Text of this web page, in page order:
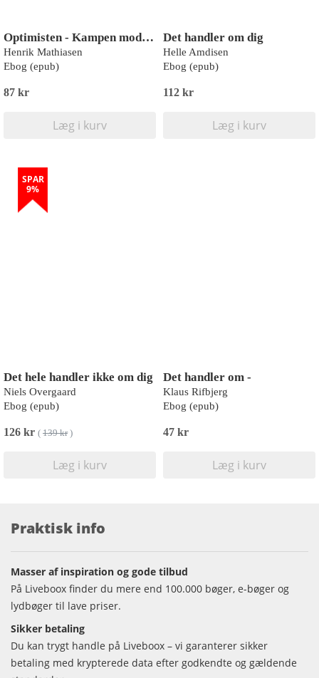
Optimisten - Kampen mod sortsynet
Henrik Mathiasen
Ebog (epub)
87 kr
Læg i kurv
Det handler om dig
Helle Amdisen
Ebog (epub)
112 kr
Læg i kurv
SPAR
9%
Det hele handler ikke om dig
Niels Overgaard
Ebog (epub)
126 kr ( 139 kr)
Læg i kurv
Det handler om -
Klaus Rifbjerg
Ebog (epub)
47 kr
Læg i kurv
Praktisk info
Masser af inspiration og gode tilbud
På Liveboox finder du mere end 100.000 bøger, e-bøger og
lydbøger til lave priser.
Sikker betaling
Du kan trygt handle på Liveboox – vi garanterer sikker
betaling med krypterede data efter godkendte og gældende